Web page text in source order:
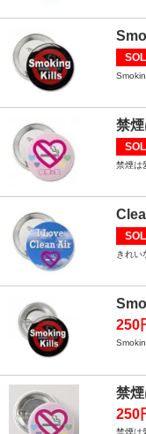
禁
禁煙は
きれい
250
禁
250
禁煙は